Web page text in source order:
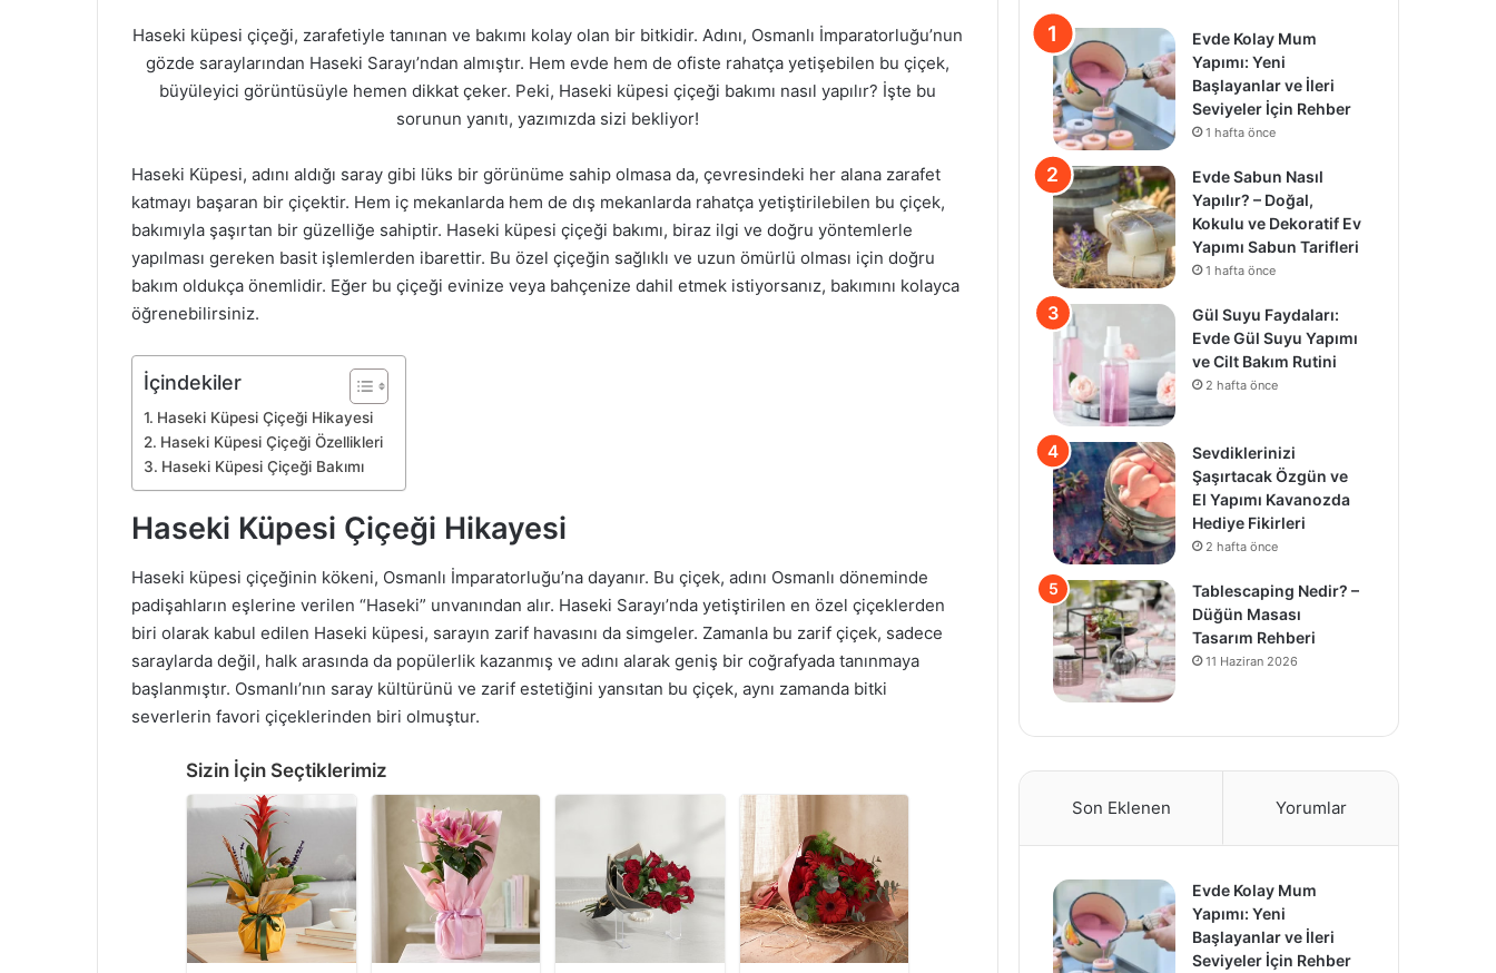
Haseki küpesi çiçeği, zarafetiyle tanınan ve bakımı kolay olan bir bitkidir. Adını, Osmanlı İmparatorluğu’nun
gözde saraylarından Haseki Sarayı’ndan almıştır. Hem evde hem de ofiste rahatça yetişebilen bu çiçek,
büyüleyici görüntüsüyle hemen dikkat çeker. Peki, Haseki küpesi çiçeği bakımı nasıl yapılır? İşte bu
sorunun yanıtı, yazımızda sizi bekliyor!
Haseki Küpesi, adını aldığı saray gibi lüks bir görünüme sahip olmasa da, çevresindeki her alana zarafet
katmayı başaran bir çiçektir. Hem iç mekanlarda hem de dış mekanlarda rahatça yetiştirilebilen bu çiçek,
bakımıyla şaşırtan bir güzelliğe sahiptir. Haseki küpesi çiçeği bakımı, biraz ilgi ve doğru yöntemlerle
yapılması gereken basit işlemlerden ibarettir. Bu özel çiçeğin sağlıklı ve uzun ömürlü olması için doğru
bakım oldukça önemlidir. Eğer bu çiçeği evinize veya bahçenize dahil etmek istiyorsanız, bakımını kolayca
öğrenebilirsiniz.
İçindekiler
Haseki Küpesi Çiçeği Hikayesi
Haseki Küpesi Çiçeği Özellikleri
Haseki Küpesi Çiçeği Bakımı
Haseki Küpesi Çiçeği Hikayesi
Haseki küpesi çiçeğinin kökeni, Osmanlı İmparatorluğu’na dayanır. Bu çiçek, adını Osmanlı döneminde
padişahların eşlerine verilen “Haseki” unvanından alır. Haseki Sarayı’nda yetiştirilen en özel çiçeklerden
biri olarak kabul edilen Haseki küpesi, sarayın zarif havasını da simgeler. Zamanla bu zarif çiçek, sadece
saraylarda değil, halk arasında da popülerlik kazanmış ve adını alarak geniş bir coğrafyada tanınmaya
başlanmıştır. Osmanlı’nın saray kültürünü ve zarif estetiğini yansıtan bu çiçek, aynı zamanda bitki
severlerin favori çiçeklerinden biri olmuştur.
Sizin İçin Seçtiklerimiz
Evde Kolay Mum
Yapımı: Yeni
Başlayanlar ve İleri
Seviyeler İçin Rehber
1 hafta önce
Evde Sabun Nasıl
Yapılır? – Doğal,
Kokulu ve Dekoratif Ev
Yapımı Sabun Tarifleri
1 hafta önce
Gül Suyu Faydaları:
Evde Gül Suyu Yapımı
ve Cilt Bakım Rutini
2 hafta önce
Sevdiklerinizi
Şaşırtacak Özgün ve
El Yapımı Kavanozda
Hediye Fikirleri
2 hafta önce
Tablescaping Nedir? –
Düğün Masası
Tasarım Rehberi
11 Haziran 2026
Son Eklenen Yorumlar
Evde Kolay Mum
Yapımı: Yeni
Başlayanlar ve İleri
Seviyeler İçin Rehber